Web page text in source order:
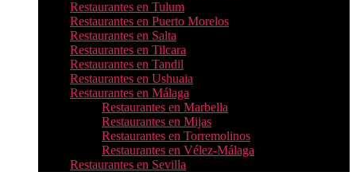
Restaurantes en Tulum
Restaurantes en Puerto Morelos
Restaurantes en Salta
Restaurantes en Tilcara
Restaurantes en Tandil
Restaurantes en Ushuaia
Restaurantes en Málaga
Restaurantes en Marbella
Restaurantes en Mijas
Restaurantes en Torremolinos
Restaurantes en Vélez-Málaga
Restaurantes en Sevilla